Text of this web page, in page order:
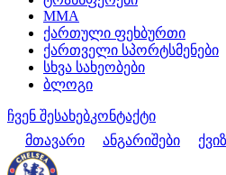
MMA
ქართული ფეხბურთი
ქართველი სპორტსმენები
სხვა სახეობები
ბლოგი
ჩვენ შესახებკონტაქტი
მთავარი
ანგარიშები